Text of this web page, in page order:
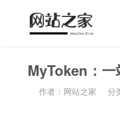
MyToken：
作者：网站之家 分